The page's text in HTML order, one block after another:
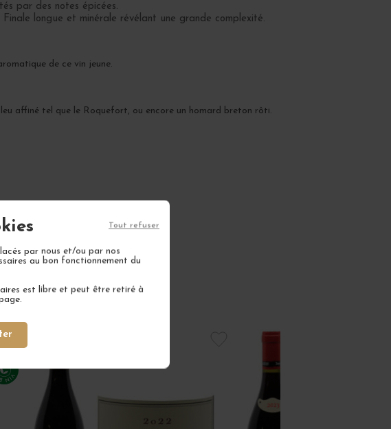
par nous et/ou par nos
au bon fonctionnement du
est libre et peut être retiré à
Tout refuser
par des notes épicées.
longue et minérale révélant une grande complexité.
de ce vin jeune.
affiné tel que le Roquefort, ou encore un homard breton rôti.
COEUR